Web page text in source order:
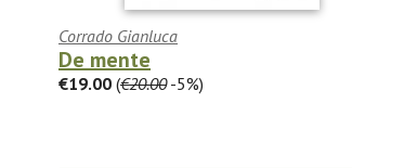
Corrado Gianluca
De mente
€19.00 (€20.00-5%)